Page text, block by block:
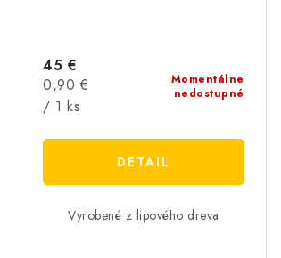
Momentálne
nedostupné
45 €
Jednotková
cena:
0,90 €
/ 1 ks
DETAIL
Vyrobené z lipového dreva